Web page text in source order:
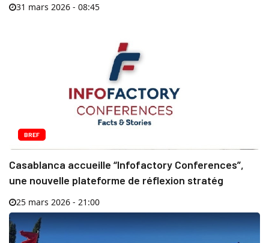
31 mars 2026 - 08:45
BREF
Casablanca accueille “Infofactory Conferences”,
une nouvelle plateforme de réflexion stratég
25 mars 2026 - 21:00